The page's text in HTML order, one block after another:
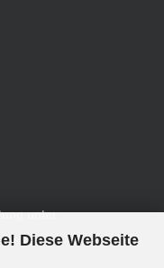
Diese Webseite
unter: